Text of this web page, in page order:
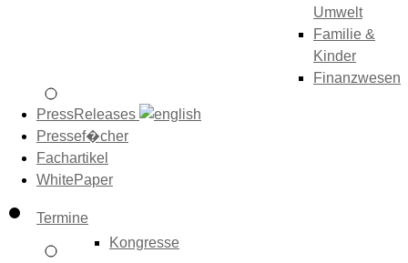
Umwelt
Familie &
Kinder
Finanzwesen
PressReleases
Pressef�cher
Fachartikel
WhitePaper
Termine
Kongresse